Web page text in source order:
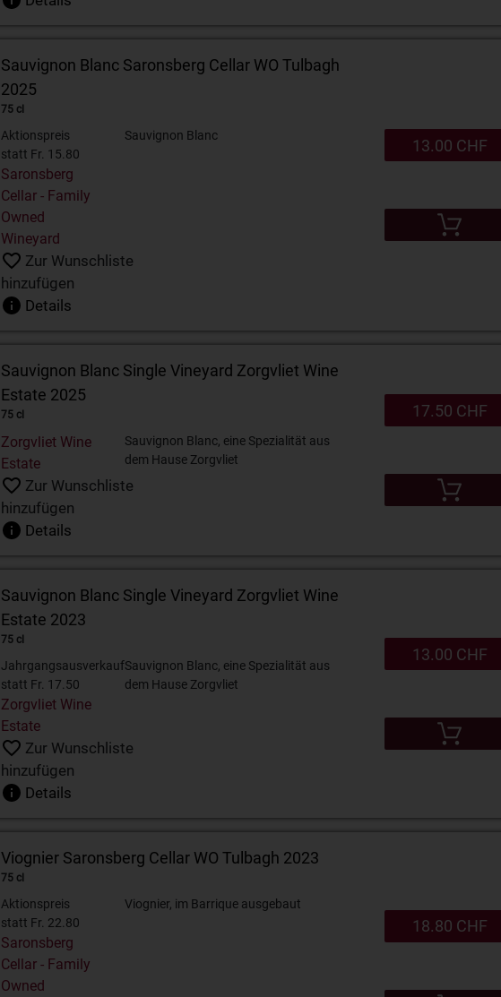
Sauvignon Blanc Saronsberg Cellar WO Tulbagh
2025
75 cl
Aktionspreis
statt Fr. 15.80
Saronsberg
Cellar - Family
Owned
Wineyard
Sauvignon Blanc
Zur Wunschliste
hinzufügen
Details
13.00 CHF
Sauvignon Blanc Single Vineyard Zorgvliet Wine
Estate 2025
75 cl
Zorgvliet Wine
Estate
Sauvignon Blanc, eine Spezialität aus
dem Hause Zorgvliet
Zur Wunschliste
hinzufügen
Details
17.50 CHF
Sauvignon Blanc Single Vineyard Zorgvliet Wine
Estate 2023
75 cl
Jahrgangsausverkauf
statt Fr. 17.50
Zorgvliet Wine
Estate
Sauvignon Blanc, eine Spezialität aus
dem Hause Zorgvliet
Zur Wunschliste
hinzufügen
Details
13.00 CHF
Viognier Saronsberg Cellar WO Tulbagh 2023
75 cl
Aktionspreis
statt Fr. 22.80
Saronsberg
Cellar - Family
Owned
Viognier, im Barrique ausgebaut
18.80 CHF